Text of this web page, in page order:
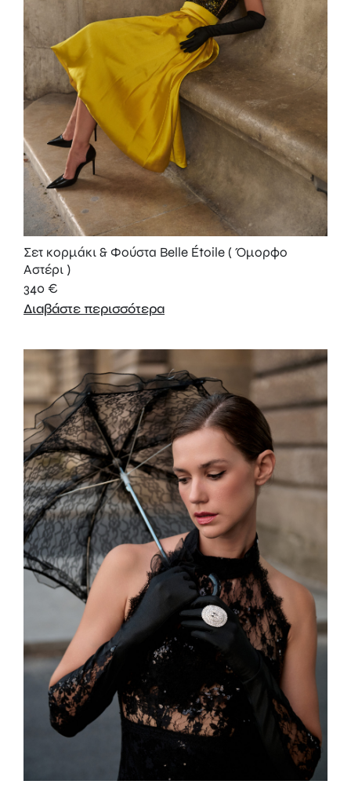
Σετ κορμάκι & Φούστα Belle Étoile ( Όμορφο
Αστέρι )
340 €
Διαβάστε περισσότερα